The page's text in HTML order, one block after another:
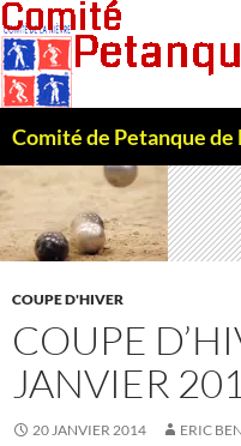
Comité de Petanque de
CONTENU
COUPE D'HIVER
COUPE
JANVIER
20 JANVIER 2014 ERIC